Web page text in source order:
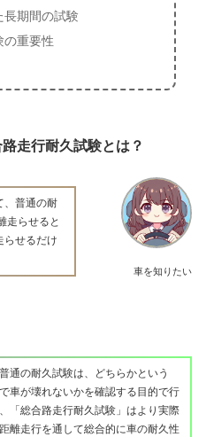
長期間の試験
の重要性
走行耐久試験とは？
車を知りたい
、普通の耐
走らせると
らせるだけ
通の耐久試験は、どちらかという
車が壊れないかを確認する目的で行
「総合路走行耐久試験」はより実際
離走行を通して総合的に車の耐久性